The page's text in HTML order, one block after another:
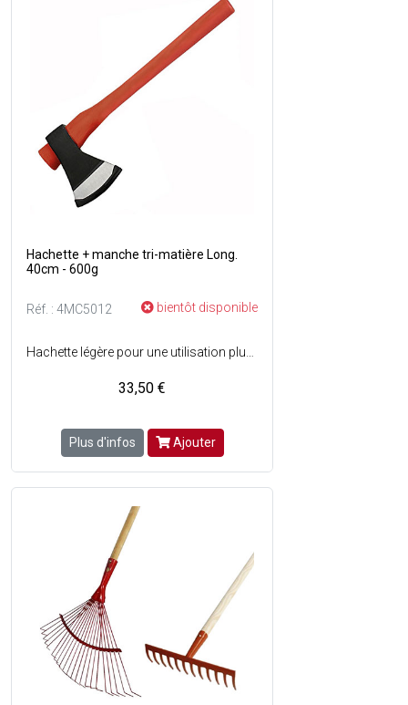
Hachette + manche tri-matière Long.
40cm - 600g
Réf. : 4MC5012 bientôt disponible
33,50 €
Plus d'infos Ajouter